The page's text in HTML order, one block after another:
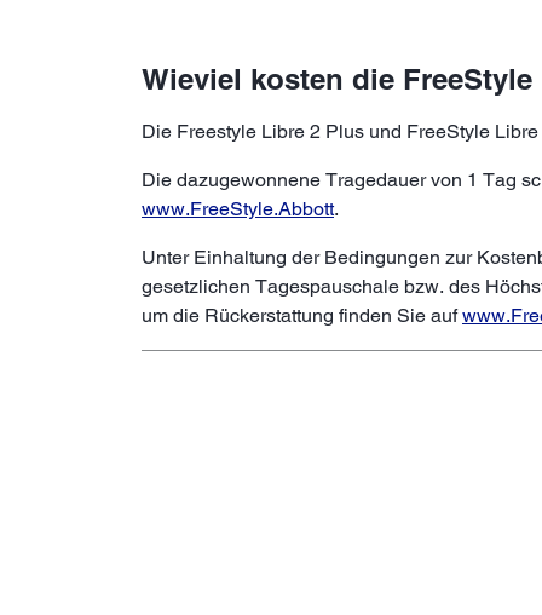
Wieviel kosten die
Die Freestyle Libre 2 Plus und FreeStyle
Die dazugewonnene Tragedauer von 1 Tag
www.FreeStyle.Abbott.
Unter Einhaltung der Bedingungen zur
gesetzlichen Tagespauschale bzw. des
um die Rückerstattung finden Sie auf